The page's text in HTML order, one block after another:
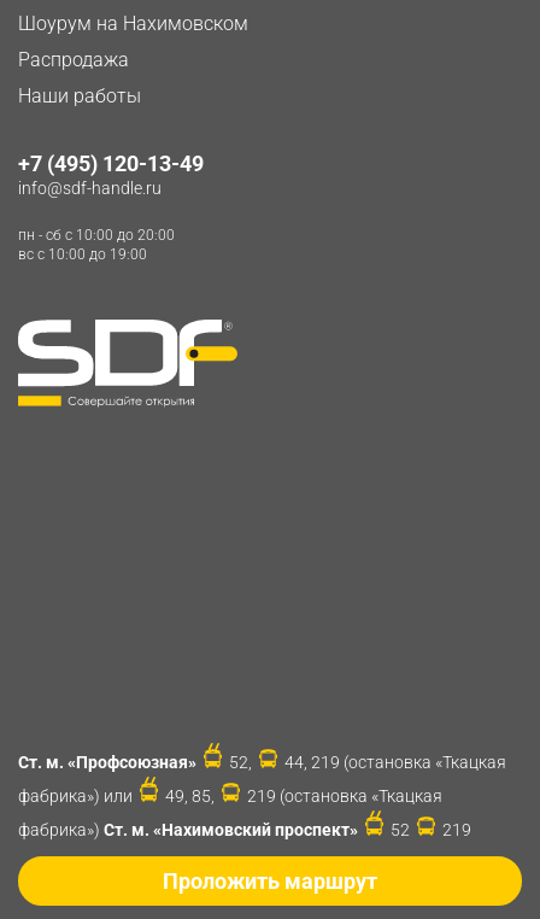
Шоурум на Нахимовском
Распродажа
Наши работы
+7 (495) 120-13-49
info@sdf-handle.ru
пн - сб c 10:00 до 20:00
вс c 10:00 до 19:00
Ст. м. «Профсоюзная» 52,
44, 219 (остановка «Ткацкая
фабрика») или
49, 85,
219 (остановка «Ткацкая
фабрика») Ст. м. «Нахимовский проспект» 52 219
Проложить маршрут